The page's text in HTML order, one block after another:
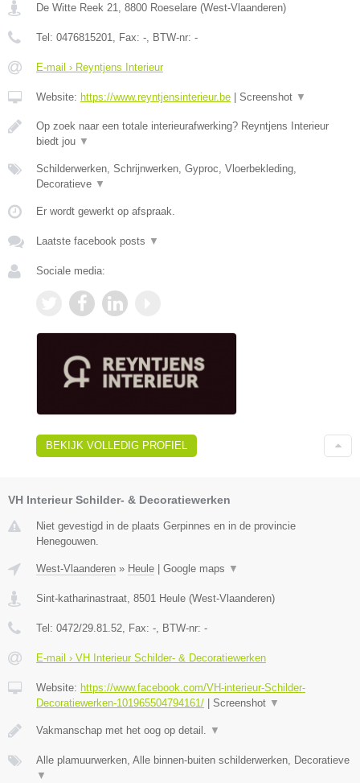
De Witte Reek 21, 8800 Roeselare (West-Vlaanderen)
Tel: 0476815201, Fax: -, BTW-nr: -
E-mail › Reyntjens Interieur
Website: https://www.reyntjensinterieur.be Screenshot ▼
Op zoek naar een totale interieurafwerking? Reyntjens Interieur
biedt jou ▼
Schilderwerken, Schrijnwerken, Gyproc, Vloerbekleding,
Decoratieve ▼
Er wordt gewerkt op afspraak.
Laatste facebook posts ▼
Sociale media:
BEKIJK VOLLEDIG PROFIEL
VH Interieur Schilder- & Decoratiewerken
Niet gevestigd in de plaats Gerpinnes en in de provincie
Henegouwen.
West-Vlaanderen » Heule Google maps ▼
Sint-katharinastraat, 8501 Heule (West-Vlaanderen)
Tel: 0472/29.81.52, Fax: -, BTW-nr: -
E-mail › VH Interieur Schilder- & Decoratiewerken
Website: https://www.facebook.com/VH-interieur-Schilder-
Decoratiewerken-101965504794161/
Screenshot ▼
Vakmanschap met het oog op detail. ▼
Alle plamuurwerken, Alle binnen-buiten schilderwerken, Decoratieve
▼